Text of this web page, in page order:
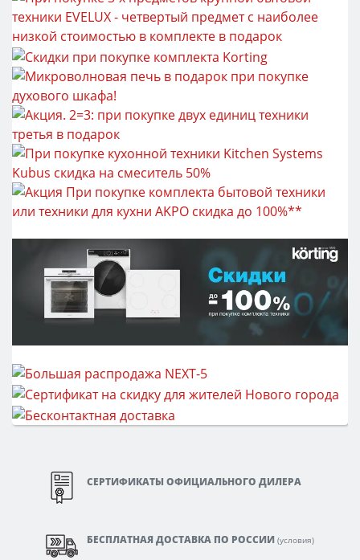
СЕРТИФИКАТЫ ОФИЦИАЛЬНОГО ДИЛЕРА
БЕСПЛАТНАЯ ДОСТАВКА ПО РОССИИ (условия)